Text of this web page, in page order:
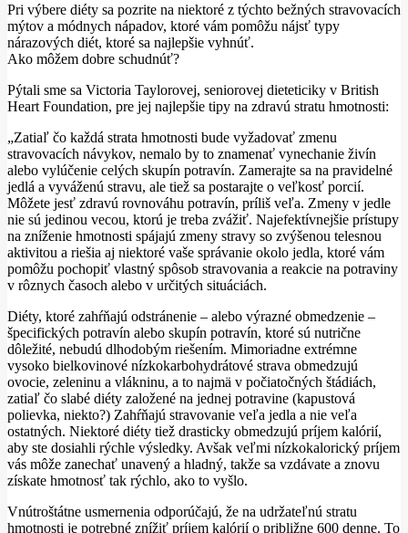
Pri výbere diéty sa pozrite na niektoré z týchto bežných stravovacích
mýtov a módnych nápadov, ktoré vám pomôžu nájsť typy
nárazových diét, ktoré sa najlepšie vyhnúť.
Ako môžem dobre schudnúť?
Pýtali sme sa Victoria Taylorovej, seniorovej dieteticiky v British
Heart Foundation, pre jej najlepšie tipy na zdravú stratu hmotnosti:
„Zatiaľ čo každá strata hmotnosti bude vyžadovať zmenu
stravovacích návykov, nemalo by to znamenať vynechanie živín
alebo vylúčenie celých skupín potravín. Zamerajte sa na pravidelné
jedlá a vyváženú stravu, ale tiež sa postarajte o veľkosť porcií.
Môžete jesť zdravú rovnováhu potravín, príliš veľa. Zmeny v jedle
nie sú jedinou vecou, ​​ktorú je treba zvážiť. Najefektívnejšie prístupy
na zníženie hmotnosti spájajú zmeny stravy so zvýšenou telesnou
aktivitou a riešia aj niektoré vaše správanie okolo jedla, ktoré vám
pomôžu pochopiť vlastný spôsob stravovania a reakcie na potraviny
v rôznych časoch alebo v určitých situáciách.
Diéty, ktoré zahŕňajú odstránenie – alebo výrazné obmedzenie –
špecifických potravín alebo skupín potravín, ktoré sú nutrične
dôležité, nebudú dlhodobým riešením. Mimoriadne extrémne
vysoko bielkovinové nízkokarbohydrátové strava obmedzujú
ovocie, zeleninu a vlákninu, a to najmä v počiatočných štádiách,
zatiaľ čo slabé diéty založené na jednej potravine (kapustová
polievka, niekto?) Zahŕňajú stravovanie veľa jedla a nie veľa
ostatných. Niektoré diéty tiež drasticky obmedzujú príjem kalórií,
aby ste dosiahli rýchle výsledky. Avšak veľmi nízkokalorický príjem
vás môže zanechať unavený a hladný, takže sa vzdávate a znovu
získate hmotnosť tak rýchlo, ako to vyšlo.
Vnútroštátne usmernenia odporúčajú, že na udržateľnú stratu
hmotnosti je potrebné znížiť príjem kalórií o približne 600 denne. To